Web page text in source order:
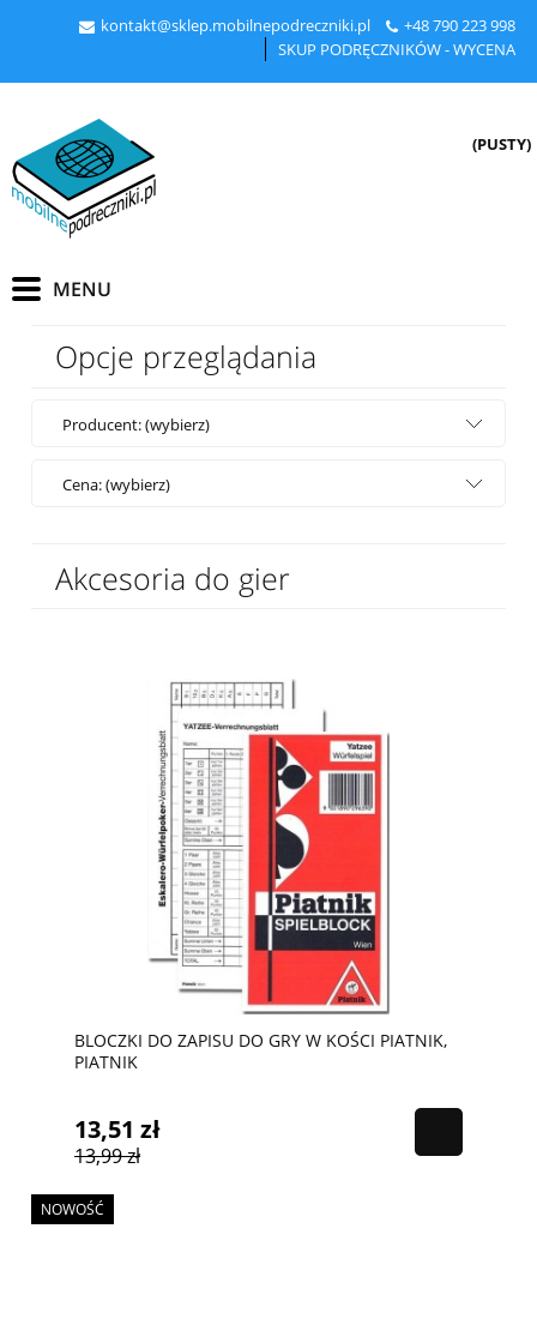
kontakt@sklep.mobilnepodreczniki.pl +48790 223 998
SKUP PODRĘCZNIKÓW - WYCENA
(PUSTY)
Opcje przeglądania
Producent: (wybierz)
Cena: (wybierz)
Akcesoria do gier
BLOCZKI DO ZAPISU DO GRY W KOŚCI PIATNIK,
PIATNIK
13,51 zł
13,99 zł
NOWOŚĆ